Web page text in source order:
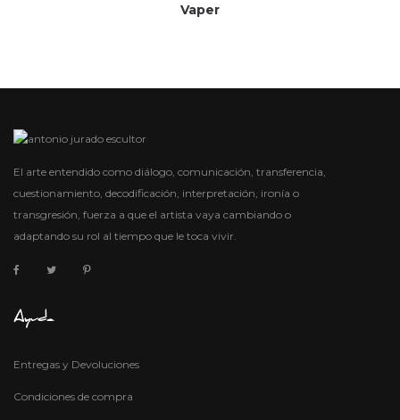
Vaper
El arte entendido como diálogo, comunicación, transferencia,
cuestionamiento, decodificación, interpretación, ironía o
transgresión, fuerza a que el artista vaya cambiando o
adaptando su rol al tiempo que le toca vivir.
Ayuda
Entregas y Devoluciones
Condiciones de compra